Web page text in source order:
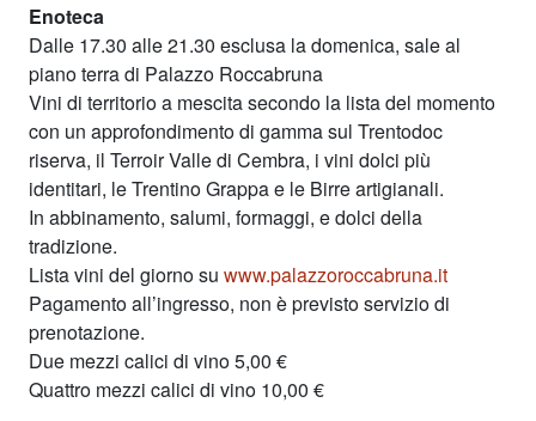
Enoteca
Dalle 17.30 alle 21.30 esclusa la domenica, sale al
piano terra di Palazzo Roccabruna
Vini di territorio a mescita secondo la lista del momento
con un approfondimento di gamma sul Trentodoc
riserva, il Terroir Valle di Cembra, i vini dolci più
identitari, le Trentino Grappa e le Birre artigianali.
In abbinamento, salumi, formaggi, e dolci della
tradizione.
Lista vini del giorno su www.palazzoroccabruna.it
Pagamento all’ingresso, non è previsto servizio di
prenotazione.
Due mezzi calici di vino 5,00 €
Quattro mezzi calici di vino 10,00 €